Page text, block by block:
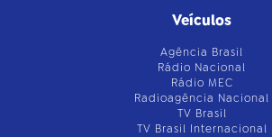
Veículos
Agência Brasil
Rádio Nacional
Rádio MEC
Radioagência Nacional
TV Brasil
TV Brasil Internacional